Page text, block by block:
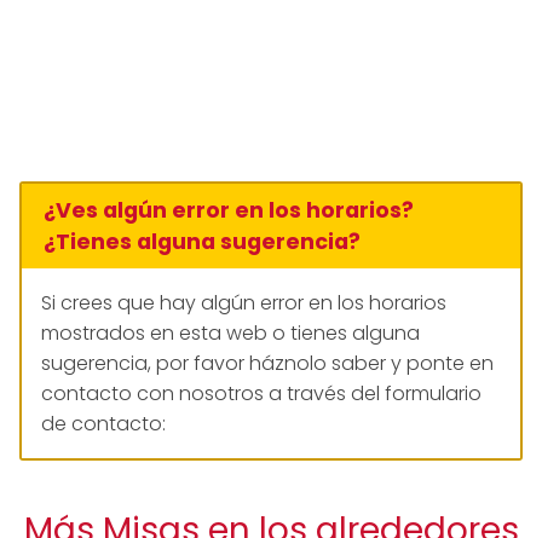
¿Ves algún error en los horarios?
¿Tienes alguna sugerencia?
Si crees que hay algún error en los horarios
mostrados en esta web o tienes alguna
sugerencia, por favor háznolo saber y ponte en
contacto con nosotros a través del formulario
de contacto: